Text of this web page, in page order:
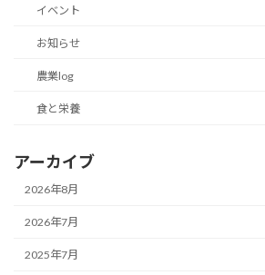
イベント
お知らせ
農業log
食と栄養
アーカイブ
2026年8月
2026年7月
2025年7月